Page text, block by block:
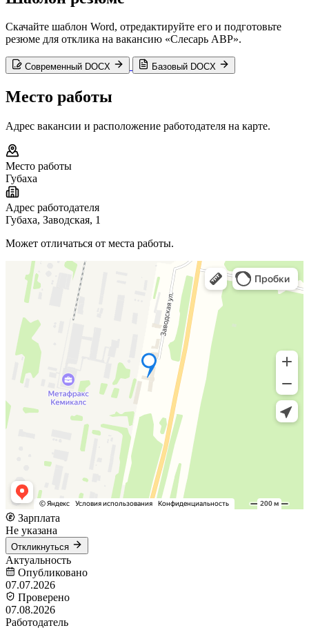
Скачайте шаблон Word, отредактируйте его и подготовьте
резюме для отклика на вакансию «Слесарь АВР».
Современный DOCX Базовый DOCX
Место работы
Адрес вакансии и расположение работодателя на карте.
Место работы
Губаха
Адрес работодателя
Губаха, Заводская, 1
Может отличаться от места работы.
Зарплата
Не указана
Откликнуться
Актуальность
Опубликовано
07.07.2026
Проверено
07.08.2026
Работодатель